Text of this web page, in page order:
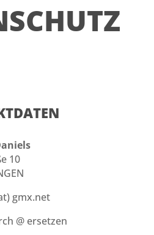
10
gmx.net
@ ersetzen